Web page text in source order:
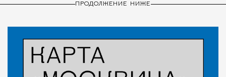
ПРОДОЛЖЕНИЕ НИЖЕ